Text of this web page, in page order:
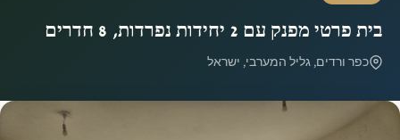
בית פרטי מפנק עם 2 יחידות נפרדות, 8 חדרים
כפר ורדים, גליל המערבי, ישראל